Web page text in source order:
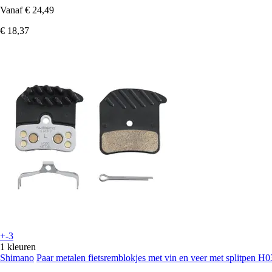
Vanaf € 24,49
€ 18,37
+-3
1 kleuren
Shimano Paar metalen fietsremblokjes met vin en veer met splitpen